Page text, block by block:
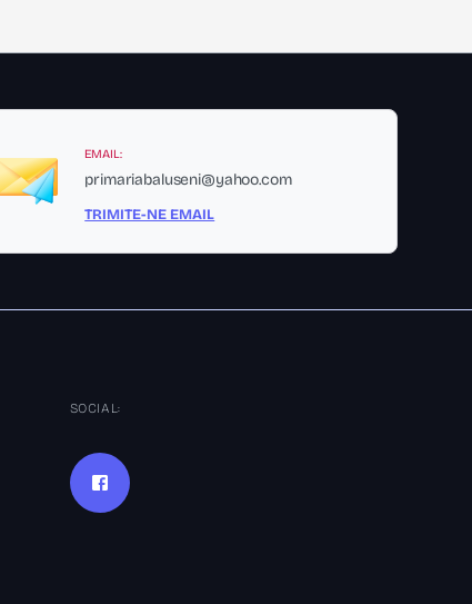
EMAIL:
primariabaluseni@yahoo.com
TRIMITE-NE EMAIL
SOCIAL: